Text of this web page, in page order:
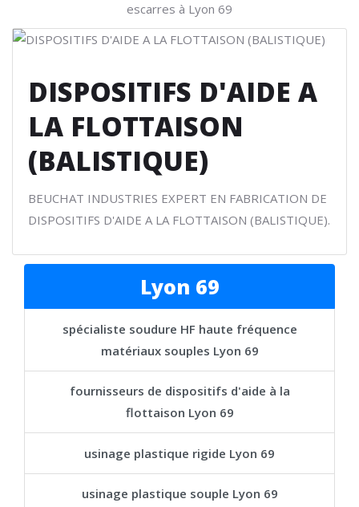
escarres à Lyon 69
DISPOSITIFS D'AIDE A
LA FLOTTAISON
(BALISTIQUE)
BEUCHAT INDUSTRIES EXPERT EN FABRICATION DE
DISPOSITIFS D'AIDE A LA FLOTTAISON (BALISTIQUE).
Lyon 69
spécialiste soudure HF haute fréquence
matériaux souples Lyon 69
fournisseurs de dispositifs d'aide à la
flottaison Lyon 69
usinage plastique rigide Lyon 69
usinage plastique souple Lyon 69